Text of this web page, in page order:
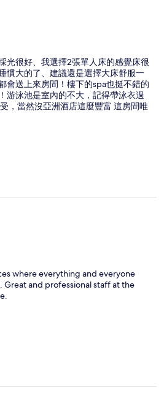
光很好、我選擇2張單人床的感覺床很
慣大的了、建議還是選擇大床舒服一
會送上來房間！樓下的spa也挺不錯的
游泳池是室內的不大，記得帶泳衣過
，當然沒亞洲酒店這麼豐富 這房間唯
where everything and everyone
Great and professional staff at the